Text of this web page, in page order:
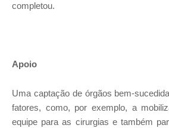
completou.
Apoio
Uma captação de órgãos bem-
fatores, como, por exemplo, a
equipe para as cirurgias e também